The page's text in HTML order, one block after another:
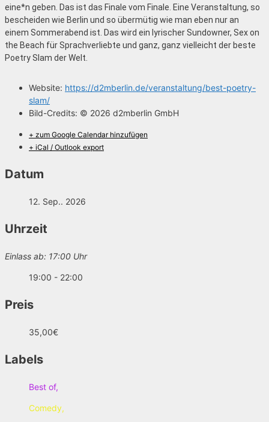
eine*n geben. Das ist das Finale vom Finale. Eine Veranstaltung, so
bescheiden wie Berlin und so übermütig wie man eben nur an
einem Sommerabend ist. Das wird ein lyrischer Sundowner, Sex on
the Beach für Sprachverliebte und ganz, ganz vielleicht der beste
Poetry Slam der Welt.
Website: https://d2mberlin.de/veranstaltung/best-poetry-
slam/
Bild-Credits: © 2026 d2mberlin GmbH
+ zum Google Calendar hinzufügen
+ iCal / Outlook export
Datum
12. Sep.. 2026
Uhrzeit
Einlass ab: 17:00 Uhr
19:00 - 22:00
Preis
35,00€
Labels
Best of,
Comedy,